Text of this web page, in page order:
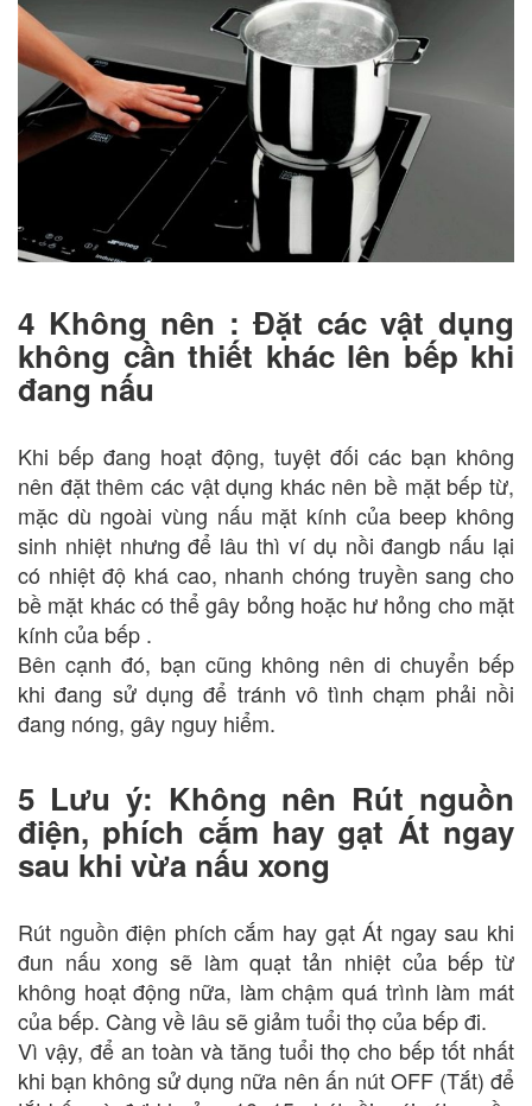
4 Không nên : Đặt các vật dụng
không cần thiết khác lên bếp khi
đang nấu
Khi bếp đang hoạt động, tuyệt đối các bạn không
nên đặt thêm các vật dụng khác nên bề mặt bếp từ,
mặc dù ngoài vùng nấu mặt kính của beep không
sinh nhiệt nhưng để lâu thì ví dụ nồi đangb nấu lại
có nhiệt độ khá cao, nhanh chóng truyền sang cho
bề mặt khác có thể gây bỏng hoặc hư hỏng cho mặt
kính của bếp .
Bên cạnh đó, bạn cũng không nên di chuyển bếp
khi đang sử dụng để tránh vô tình chạm phải nồi
đang nóng, gây nguy hiểm.
5 Lưu ý: Không nên Rút nguồn
điện, phích cắm hay gạt Át ngay
sau khi vừa nấu xong
Rút nguồn điện phích cắm hay gạt Át ngay sau khi
đun nấu xong sẽ làm quạt tản nhiệt của bếp từ
không hoạt động nữa, làm chậm quá trình làm mát
của bếp. Càng về lâu sẽ giảm tuổi thọ của bếp đi.
Vì vậy, để an toàn và tăng tuổi thọ cho bếp tốt nhất
khi bạn không sử dụng nữa nên ấn nút OFF (Tắt) để